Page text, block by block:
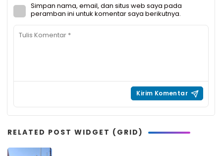
Simpan nama, email, dan situs web saya pada
peramban ini untuk komentar saya berikutnya.
RELATED POST WIDGET (GRID)